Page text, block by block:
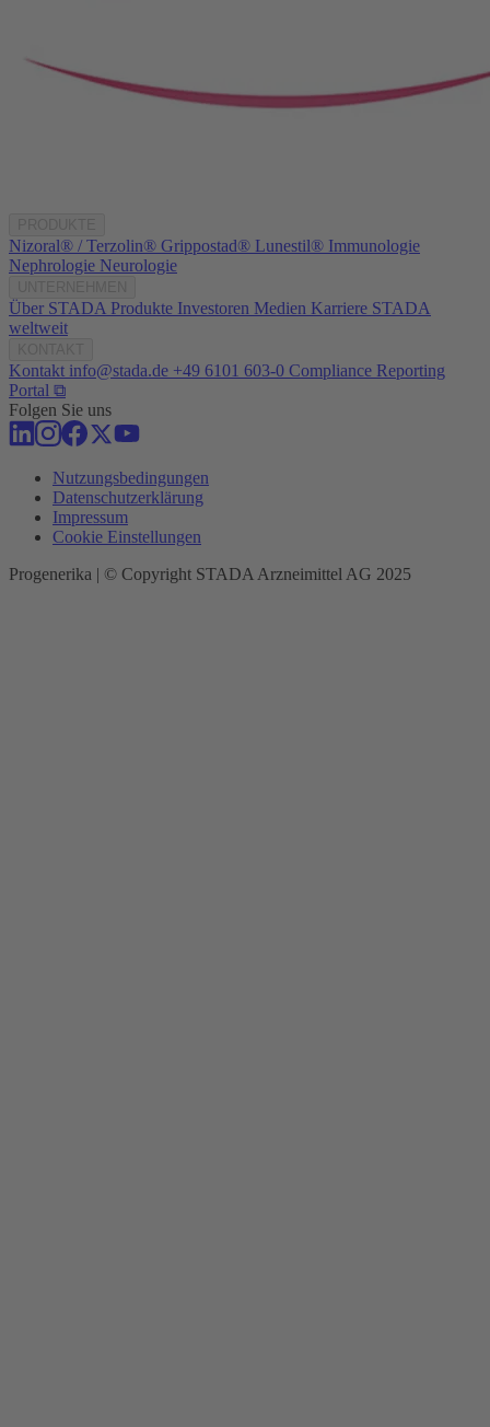
Nizoral® / Terzolin® Grippostad® Lunestil® Immunologie
Nephrologie Neurologie
Über STADA Produkte Investoren Medien Karriere STADA
weltweit
Kontakt info@stada.de +49 6101 603-0 Compliance Reporting
Portal ⧉
Folgen Sie uns
Nutzungsbedingungen
Datenschutzerklärung
Impressum
Cookie Einstellungen
Progenerika | © Copyright STADA Arzneimittel AG 2025